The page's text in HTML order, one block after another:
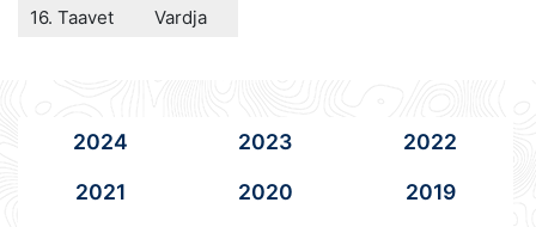
16. Taavet
Vardja
2024 2023
2022
2021
2020
2019